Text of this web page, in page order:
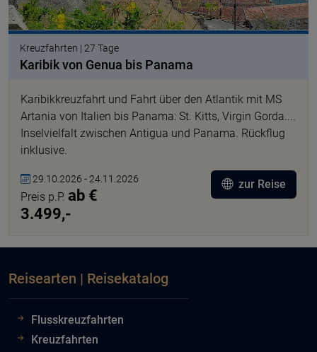
Kreuzfahrten | 27 Tage
Karibik von Genua bis Panama
Karibikkreuzfahrt und Fahrt über den Atlantik mit MS
Artania von Italien bis Panama: St. Kitts, Virgin Gorda....
Inselvielfalt zwischen Antigua und Panama. Rückflug
inklusive.
29.10.2026 - 24.11.2026
Preis p.P. ab €
3.499,-
zur Reise
Reisearten | Reisekatalog
Flusskreuzfahrten
Kreuzfahrten